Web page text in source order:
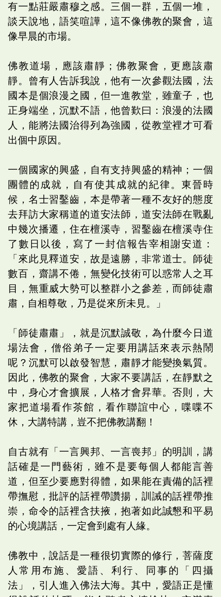
有一點莊嚴肅穆之感。三個一群，五個一堆，
談天說地，語笑喧譁，這不像佛教的聚會，這
像早晨的市場。
佛教道場，應該肅靜；佛教聚會，更應該肅
靜。曾有人告訴我說，他有一次參觀法國，法
國本是個浪漫之國，但一進教堂，雖童子，也
正身端坐，沉默不語，他曾歎曰：浪漫的法國
人，能將法國治得列為強國，從教堂裡才可看
出個中原因。
一個國家的興盛，自有支持興盛的精神；一個
團體的成就，自有使其成就的紀律。東晉時
候，名士習鑿齒，本是帶著一種不友好的態度
去拜訪大家稱道的道安法師，道安法師在戰亂
中幾次播遷，住在檀溪寺，習鑿齒在檀溪寺住
了數日以後，寫了一封信報告宰相謝安道：
「來此見釋道安，故是遠勝，非常道士。師徒
數百，齋講不倦，無變化技術可以惑常人之耳
目，無重威大勢可以整群小之參差，而師徒肅
肅，自相尊敬，乃是從來所未見。」
「師徒肅肅」，就是沉默誠敬，為什麼今日道
場法會，僧俗弟子一定要用講話來表示熱鬧
呢？沉默可以啟發智慧，肅靜才能變換氣質。
因此，佛教的聚會，大家不要講話，在靜默之
中，身心才會擴展，人格才會昇華。否則，大
家把道場看作茶館，看作聯誼中心，喋喋不
休，大講特講，豈不把佛教講翻！
自古就有「一言興邦、一言喪邦」的明訓，講
話確是一門藝術，雖不是要每個人都能言善
道，但至少要應對得體，如果能在責備的話裡
帶撫慰，批評的話裡帶讚揚，訓誡的話裡帶推
崇，命令的話裡含扶掖，抱著如此誠懇和平易
的心境講話，一定會到處有人緣。
佛教中，說話是一種很切實際的修行，菩薩度
人常用布施、愛語、利行、同事的「四攝
法」，引人進入佛法大海。其中，愛語正是懂